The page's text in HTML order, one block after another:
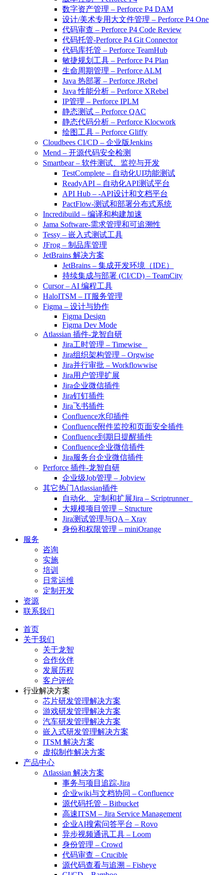
数字资产管理 – Perforce P4 DAM
设计/美术专用大文件管理 – Perforce P4 One
代码审查 – Perforce P4 Code Review
代码托管-Perforce P4 Git Connector
代码库托管 – Perforce TeamHub
敏捷规划工具 – Perforce P4 Plan
生命周期管理 – Perforce ALM
Java 热部署 – Perforce JRebel
Java 性能分析 – Perforce XRebel
IP管理 – Perforce IPLM
静态测试 – Perforce QAC
静态代码分析 – Perforce Klocwork
绘图工具 – Perforce Gliffy
Cloudbees CI/CD – 企业版Jenkins
Mend – 开源代码安全检测
Smartbear – 软件测试、监控与开发
TestComplete – 自动化UI功能测试
ReadyAPI – 自动化API测试平台
API Hub – -API设计和文档平台
PactFlow-测试和部署分布式系统
Incredibuild – 编译和构建加速
Jama Software-需求管理和可追溯性
Tessy – 嵌入式测试工具
JFrog – 制品库管理
JetBrains 解决方案
JetBrains – 集成开发环境（IDE）
持续集成与部署 (CI/CD) – TeamCity
Cursor – AI 编程工具
HaloITSM – IT服务管理
Figma – 设计与协作
Figma Design
Figma Dev Mode
Atlassian 插件-龙智自研
Jira工时管理 – Timewise
Jira组织架构管理 – Orgwise
Jira并行审批 – Workflowwise
Jira用户管理扩展
Jira企业微信插件
Jira钉钉插件
Jira飞书插件
Confluence水印插件
Confluence附件监控和页面安全插件
Confluence到期日提醒插件
Confluence企业微信插件
Jira服务台企业微信插件
Perforce 插件-龙智自研
企业级Job管理 – Jobview
其它热门Atlassian插件
自动化、定制和扩展Jira – Scriptrunner
大规模项目管理 – Structure
Jira测试管理与QA – Xray
身份和权限管理 – miniOrange
服务
咨询
实施
培训
日常运维
定制开发
资源
联系我们
首页
关于我们
关于龙智
合作伙伴
发展历程
客户评价
行业解决方案
芯片研发管理解决方案
游戏研发管理解决方案
汽车研发管理解决方案
嵌入式研发管理解决方案
ITSM 解决方案
虚拟制作解决方案
产品中心
Atlassian 解决方案
事务与项目追踪-Jira
企业wiki与文档协同 – Confluence
源代码托管 – Bitbucket
高速ITSM – Jira Service Management
企业AI搜索问答平台 – Rovo
异步视频通讯工具 – Loom
身份管理 – Crowd
代码审查 – Crucible
源代码查看与追溯 – Fisheye